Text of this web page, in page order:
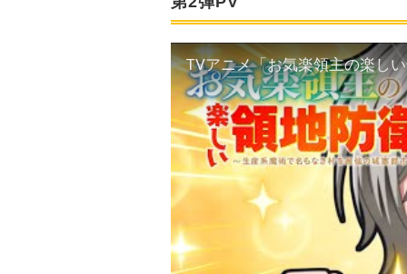
TVアニメ「お気楽領主の楽し